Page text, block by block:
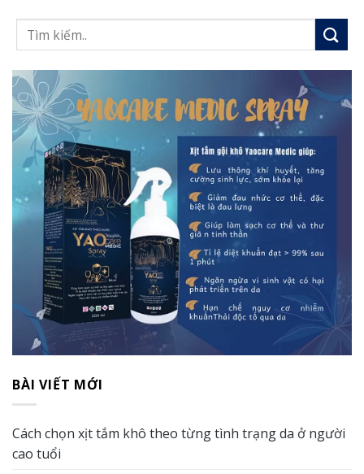
BÀI VIẾT MỚI
Cách chọn xịt tắm khô theo từng tình trạng da ở người
cao tuổi